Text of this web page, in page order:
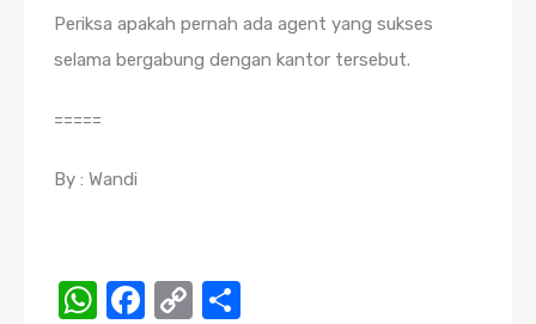
Periksa apakah pernah ada agent yang sukses
selama bergabung dengan kantor tersebut.
=====
By : Wandi
WhatsApp
Facebook
Copy